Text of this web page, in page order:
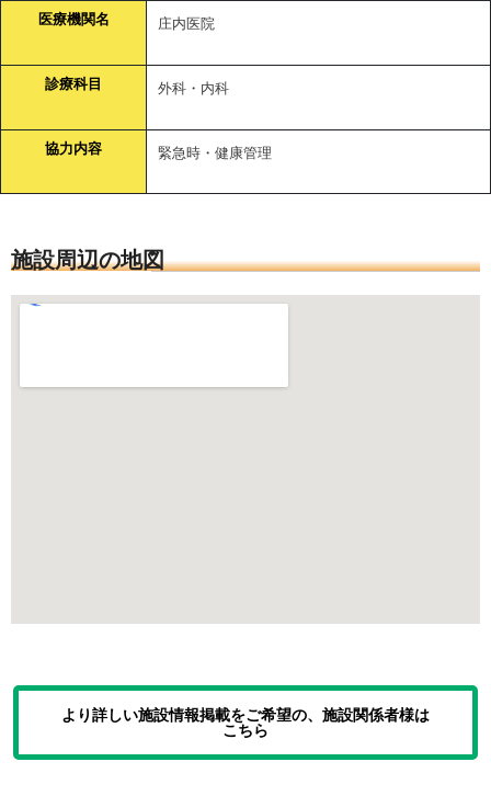
医療機関名 庄内医院
診療科目 外科・内科
協力内容 緊急時・健康管理
施設周辺の地図
より詳しい施設情報掲載をご希望の、施設関係者様は
こちら